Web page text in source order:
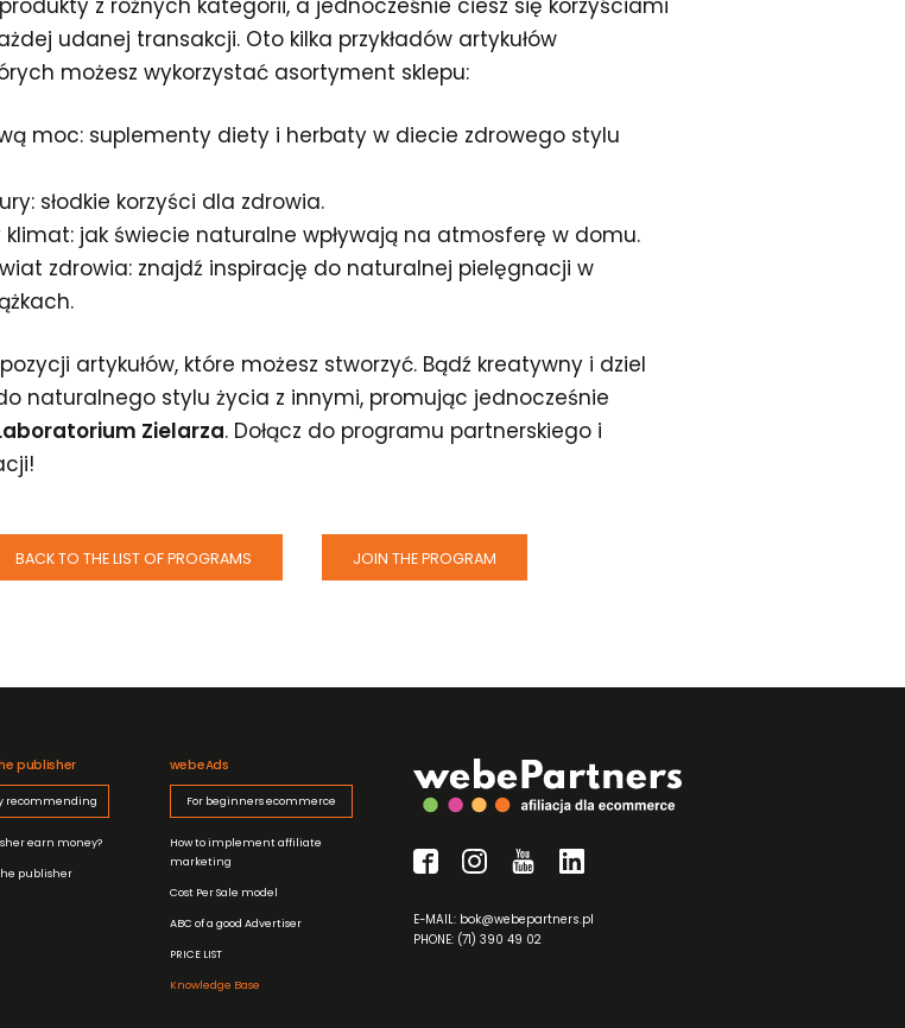
z różnych kategorii, a jednocześnie ciesz się korzyściami
udanej transakcji. Oto kilka przykładów artykułów
możesz wykorzystać asortyment sklepu:
moc: suplementy diety i herbaty w diecie zdrowego stylu
słodkie korzyści dla zdrowia.
klimat: jak świecie naturalne wpływają na atmosferę w domu.
zdrowia: znajdź inspirację do naturalnej pielęgnacji w
artykułów, które możesz stworzyć. Bądź kreatywny i dziel
naturalnego stylu życia z innymi, promując jednocześnie
Zielarza. Dołącz do programu partnerskiego i
BACK TO THE LIST OF PROGRAMS JOIN THE PROGRAM
publisher
recommending
earn money?
publisher
webeAds
For beginners ecommerce
How to implement affiliate
marketing
Cost Per Sale model
ABC of a good Advertiser
PRICE LIST
Knowledge Base
E-MAIL: bok@webepartners.pl
PHONE: (71) 390 49 02